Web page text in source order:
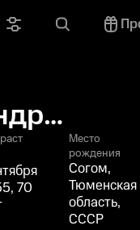
70
Место
рождения
Согом,
Тюменская
область,
СССР